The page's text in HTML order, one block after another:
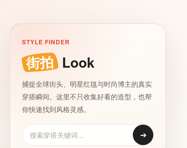
STYLE FINDER
街拍 Look
捕捉全球街头、明星红毯与时尚博主的真实
穿搭瞬间。这里不只收集好看的造型，也帮
你快速找到风格灵感。
➔